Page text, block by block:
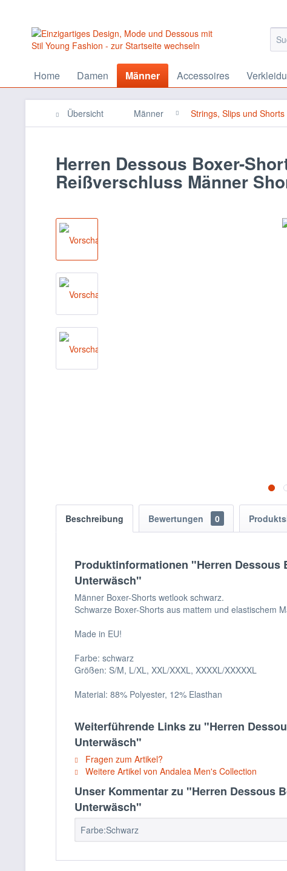
Home Damen Männer Accessoires
Übersicht Männer Strings, Slips und Shorts
Herren Dessous Boxer-
Reißverschluss Männer
Beschreibung Bewertungen 0
Produktinformationen "Herren Dessous
Unterwäsch"
Männer Boxer-Shorts wetlook schwarz.
Schwarze Boxer-Shorts aus mattem und elastischem
Made in EU!
Farbe: schwarz
Größen: S/M, L/XL, XXL/XXXL, XXXXL/XXXXXL
Material: 88% Polyester, 12% Elasthan
Weiterführende Links zu "Herren
Unterwäsch"
Fragen zum Artikel?
Weitere Artikel von Andalea Men's Collection
Unser Kommentar zu "Herren Dessous
Unterwäsch"
Farbe:Schwarz